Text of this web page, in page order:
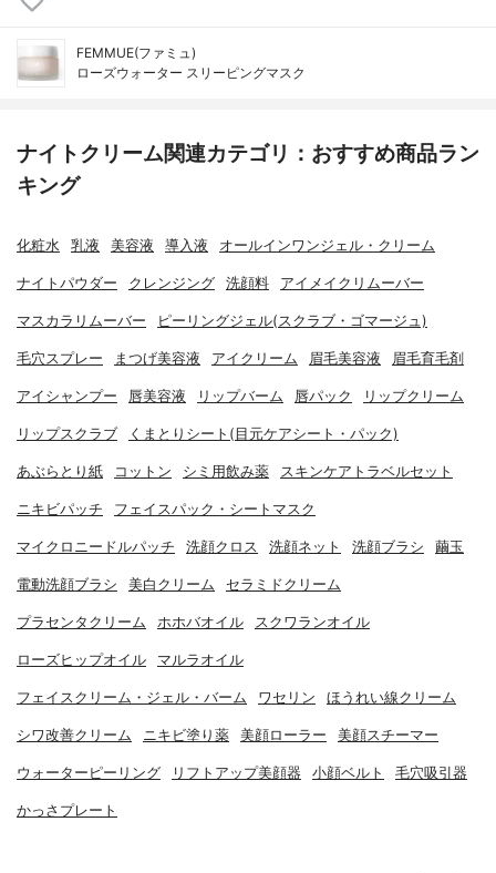
FEMMUE(ファミュ)
ローズウォーター スリーピングマスク
ナイトクリーム関連カテゴリ：おすすめ商品ラン
キング
化粧水 乳液 美容液 導入液 オールインワンジェル・クリーム
ナイトパウダー クレンジング 洗顔料 アイメイクリムーバー
マスカラリムーバー ピーリングジェル(スクラブ・ゴマージュ)
毛穴スプレー まつげ美容液 アイクリーム 眉毛美容液 眉毛育毛剤
アイシャンプー 唇美容液 リップバーム 唇パック リップクリーム
リップスクラブ くまとりシート(目元ケアシート・パック)
あぶらとり紙 コットン シミ用飲み薬 スキンケアトラベルセット
ニキビパッチ フェイスパック・シートマスク
マイクロニードルパッチ 洗顔クロス 洗顔ネット 洗顔ブラシ 繭玉
電動洗顔ブラシ 美白クリーム セラミドクリーム
プラセンタクリーム ホホバオイル スクワランオイル
ローズヒップオイル マルラオイル
フェイスクリーム・ジェル・バーム ワセリン ほうれい線クリーム
シワ改善クリーム ニキビ塗り薬 美顔ローラー 美顔スチーマー
ウォーターピーリング リフトアップ美顔器 小顔ベルト 毛穴吸引器
かっさプレート